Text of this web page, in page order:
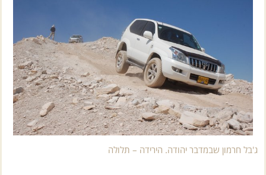
ג'בל חרמון שבמדבר יהודה. הירידה – תלולה